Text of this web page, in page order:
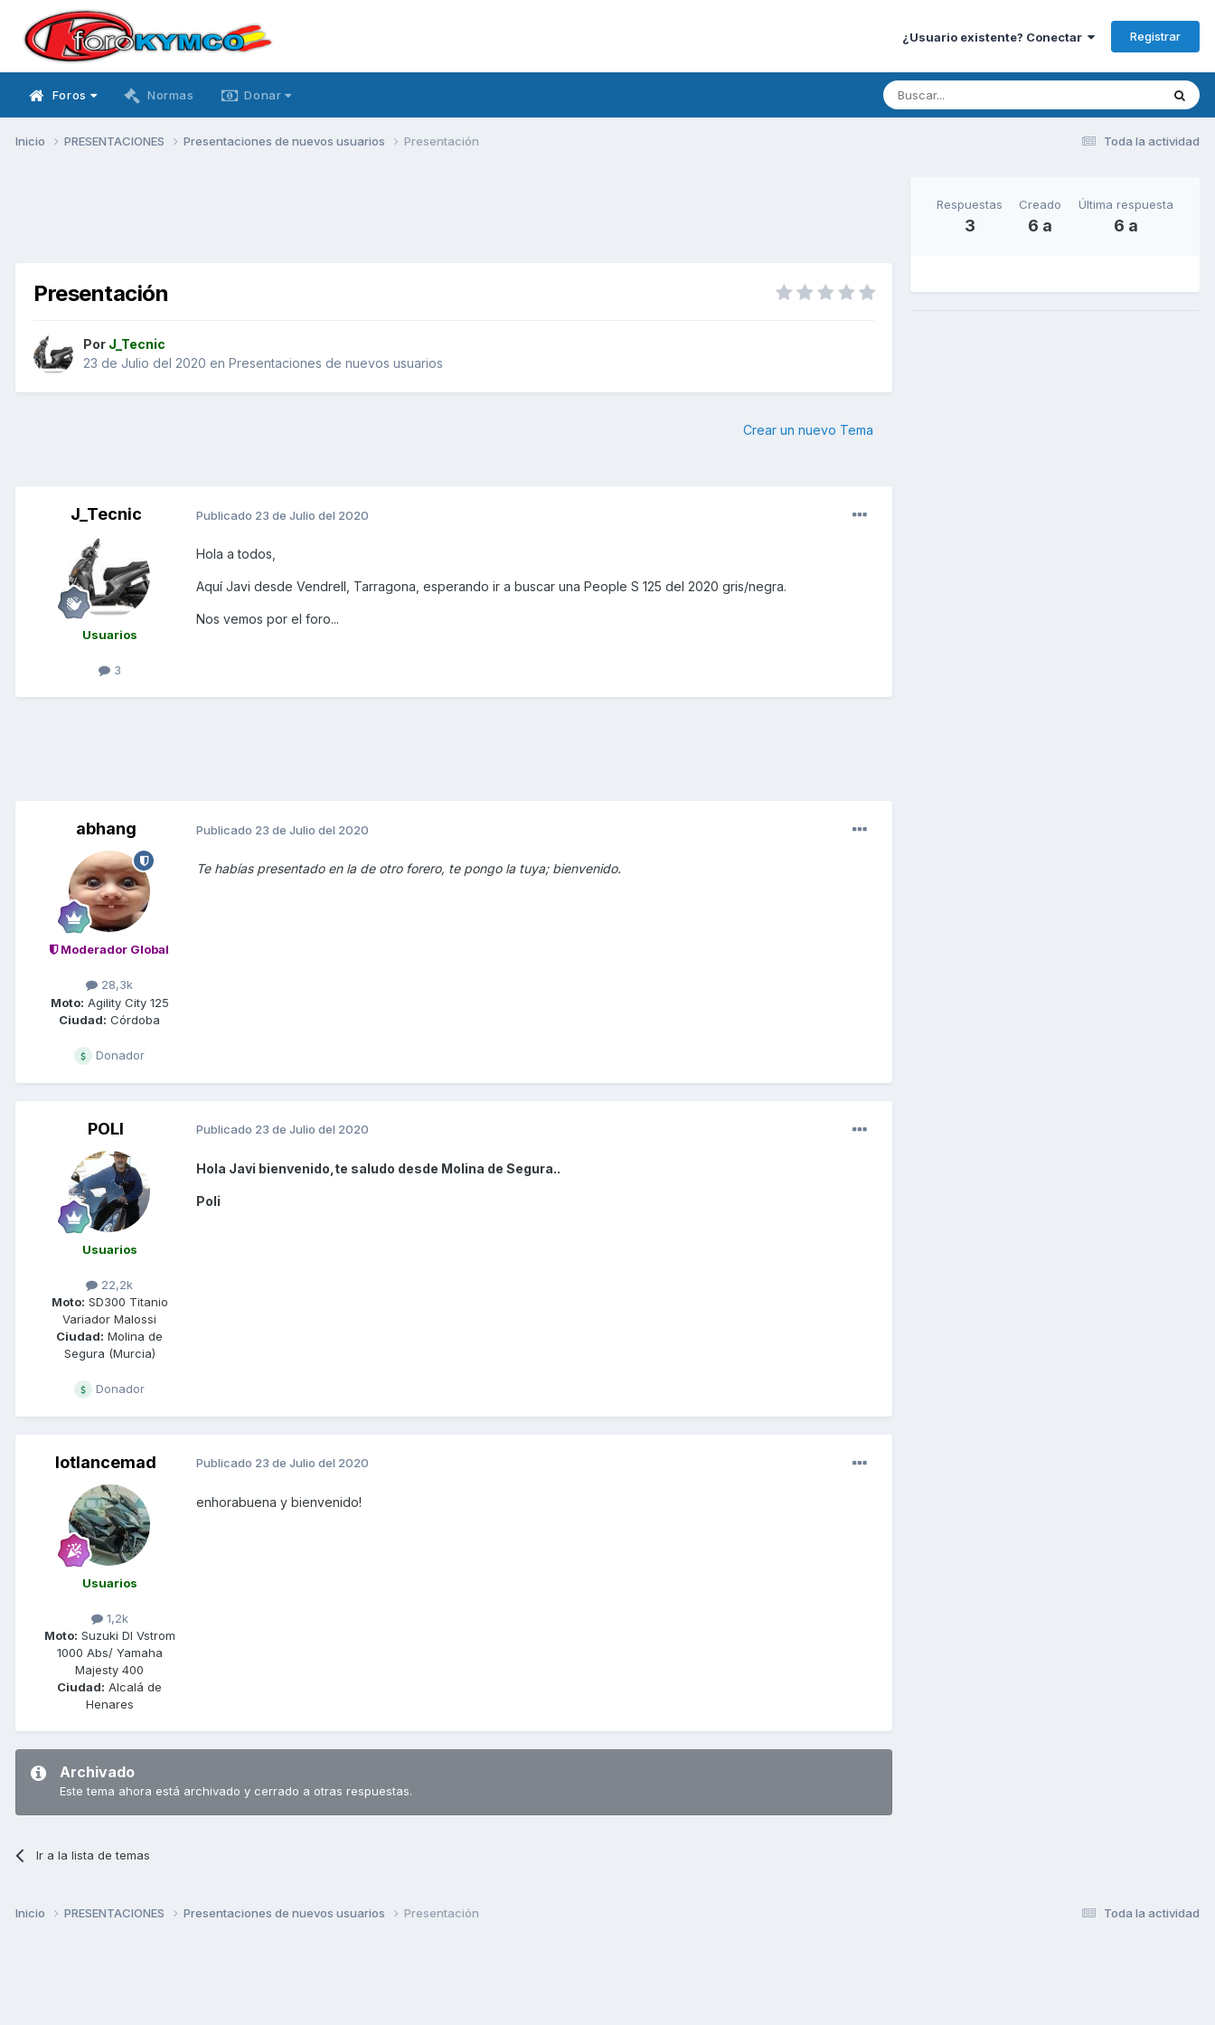
¿Usuario existente? Conectar Registrar
Foros Normas Donar
Toda la actividad
Inicio PRESENTACIONES Presentaciones de nuevos usuarios Presentación
Presentación
Por J_Tecnic
23 de Julio del 2020 en Presentaciones de nuevos usuarios
Crear un nuevo Tema
J_Tecnic
Usuarios
3
Publicado 23 de Julio del 2020
Hola a todos,
Aquí Javi desde Vendrell, Tarragona, esperando ir a buscar una People S 125 del 2020 gris/negra.
Nos vemos por el foro...
abhang
Moderador Global
28,3k
Moto: Agility City 125
Ciudad: Córdoba
Donador
Publicado 23 de Julio del 2020
Te habías presentado en la de otro forero, te pongo la tuya; bienvenido.
POLI
Usuarios
22,2k
Moto: SD300 Titanio
Variador Malossi
Ciudad: Molina de
Segura (Murcia)
Donador
Publicado 23 de Julio del 2020
Hola Javi bienvenido,te saludo desde Molina de Segura..
Poli
lotlancemad
Usuarios
1,2k
Moto: Suzuki Dl Vstrom
1000 Abs/ Yamaha
Majesty 400
Ciudad: Alcalá de
Henares
Publicado 23 de Julio del 2020
enhorabuena y bienvenido!
Archivado
Este tema ahora está archivado y cerrado a otras respuestas.
Ir a la lista de temas
Respuestas
3
Creado
6 a
Última respuesta
6 a
Toda la actividad
Inicio PRESENTACIONES Presentaciones de nuevos usuarios Presentación